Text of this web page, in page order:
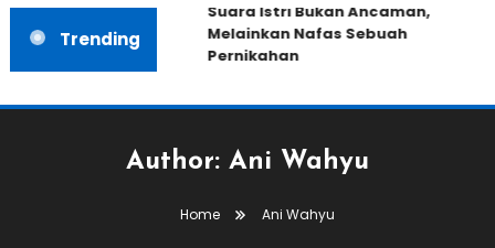
Trending
Suara Istri Bukan Ancaman,
Melainkan Nafas Sebuah
Pernikahan
Author: Ani Wahyu
Home Ani Wahyu